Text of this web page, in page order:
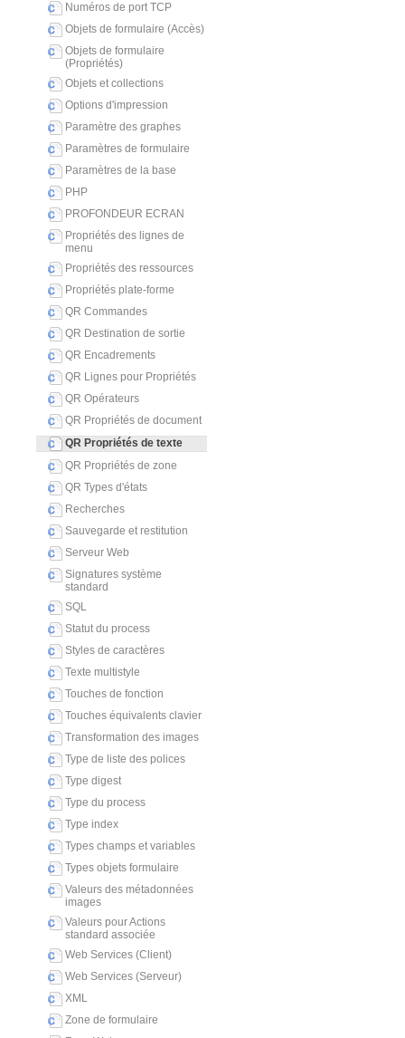
Numéros de port TCP
Objets de formulaire (Accès)
Objets de formulaire
(Propriétés)
Objets et collections
Options d'impression
Paramètre des graphes
Paramètres de formulaire
Paramètres de la base
PHP
PROFONDEUR ECRAN
Propriétés des lignes de
menu
Propriétés des ressources
Propriétés plate-forme
QR Commandes
QR Destination de sortie
QR Encadrements
QR Lignes pour Propriétés
QR Opérateurs
QR Propriétés de document
QR Propriétés de texte
QR Propriétés de zone
QR Types d'états
Recherches
Sauvegarde et restitution
Serveur Web
Signatures système
standard
SQL
Statut du process
Styles de caractères
Texte multistyle
Touches de fonction
Touches équivalents clavier
Transformation des images
Type de liste des polices
Type digest
Type du process
Type index
Types champs et variables
Types objets formulaire
Valeurs des métadonnées
images
Valeurs pour Actions
standard associée
Web Services (Client)
Web Services (Serveur)
XML
Zone de formulaire